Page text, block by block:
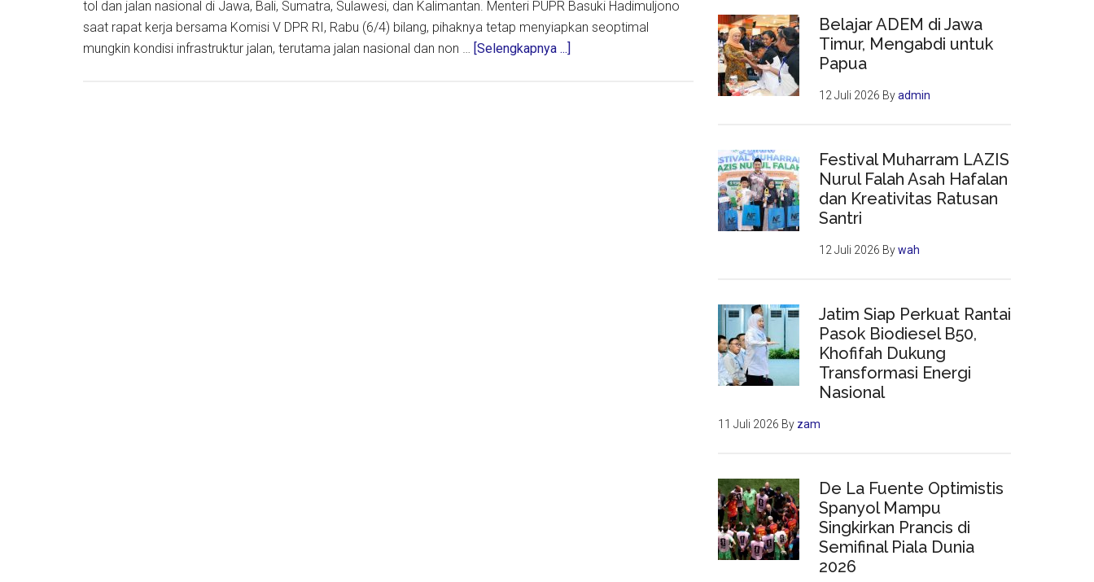
tol dan jalan nasional di Jawa, Bali, Sumatra, Sulawesi, dan Kalimantan. Menteri PUPR Basuki Hadimuljono
saat rapat kerja bersama Komisi V DPR RI, Rabu (6/4) bilang, pihaknya tetap menyiapkan seoptimal
mungkin kondisi infrastruktur jalan, terutama jalan nasional dan non … [Selengkapnya ...]
Belajar ADEM di Jawa
Timur, Mengabdi untuk
Papua
12 Juli 2026 Byadmin
Festival Muharram LAZIS
Nurul Falah Asah Hafalan
dan Kreativitas Ratusan
Santri
12 Juli 2026 Bywah
Jatim Siap Perkuat Rantai
Pasok Biodiesel B50,
Khofifah Dukung
Transformasi Energi
Nasional
11 Juli 2026 By zam
De La Fuente Optimistis
Spanyol Mampu
Singkirkan Prancis di
Semifinal Piala Dunia
2026